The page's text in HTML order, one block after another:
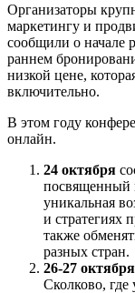
Организаторы
маркетингу и
сообщили о начале
раннем
низкой цене,
включительно.
В этом году
онлайн.
24 октября
посвященный
уникальная
и стратегиях
также
разных стран.
26-27 октября
Сколково,